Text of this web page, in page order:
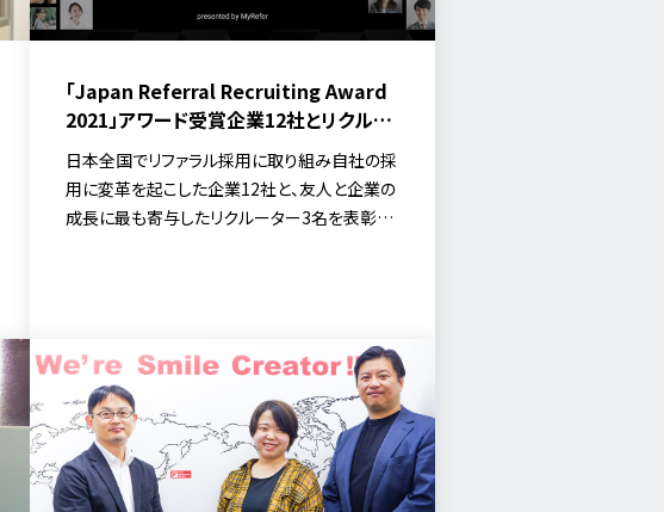
「Japan Referral Recruiting Award
2021」アワード受賞企業12社とリクルー
ター3名の成功の軌跡
日本全国でリファラル採用に取り組み自社の採
用に変革を起こした企業12社と、友人と企業の
成長に最も寄与したリクルーター3名を表彰し